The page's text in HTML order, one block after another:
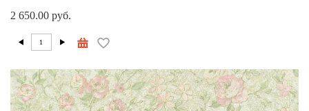
2 650.00 руб.